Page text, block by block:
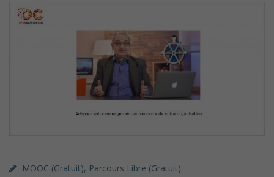
MOOC (gratuit), Parcours Libre (gratuit)